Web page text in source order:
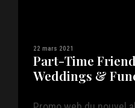
22 mars 2021
Part-Time
Weddings &